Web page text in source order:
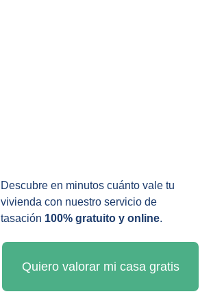
Quiero valorar mi casa gratis
Descubre en minutos cuánto vale tu
vivienda con nuestro servicio de
tasación 100% gratuito y online.